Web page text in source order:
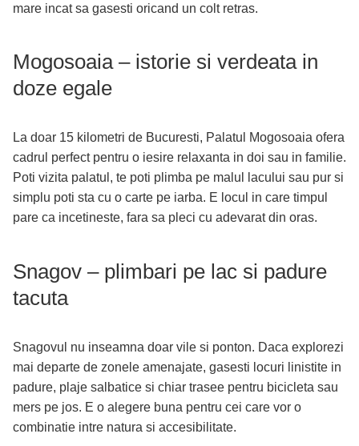
mare incat sa gasesti oricand un colt retras.
Mogosoaia – istorie si verdeata in
doze egale
La doar 15 kilometri de Bucuresti, Palatul Mogosoaia ofera
cadrul perfect pentru o iesire relaxanta in doi sau in familie.
Poti vizita palatul, te poti plimba pe malul lacului sau pur si
simplu poti sta cu o carte pe iarba. E locul in care timpul
pare ca incetineste, fara sa pleci cu adevarat din oras.
Snagov – plimbari pe lac si padure
tacuta
Snagovul nu inseamna doar vile si ponton. Daca explorezi
mai departe de zonele amenajate, gasesti locuri linistite in
padure, plaje salbatice si chiar trasee pentru bicicleta sau
mers pe jos. E o alegere buna pentru cei care vor o
combinatie intre natura si accesibilitate.